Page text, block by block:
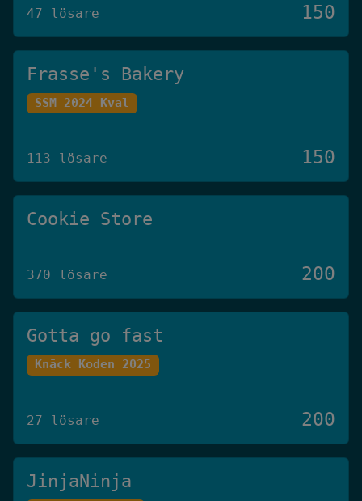
47 lösare 150
Frasse's Bakery
SSM 2024 Kval
113 lösare 150
Cookie Store
370 lösare 200
Gotta go fast
Knäck Koden 2025
27 lösare 200
JinjaNinja